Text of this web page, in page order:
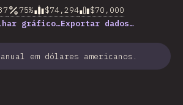
75% $74,294
$70,000
gráfico…Exportar dados…
em dólares americanos.